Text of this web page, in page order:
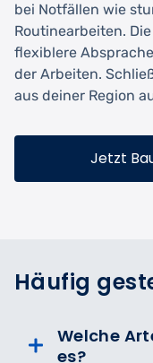
bei Notfällen wie
Routinearbeiten.
flexiblere
der Arbeiten.
aus deiner Region
Jetzt
Häufig
Welche
es?